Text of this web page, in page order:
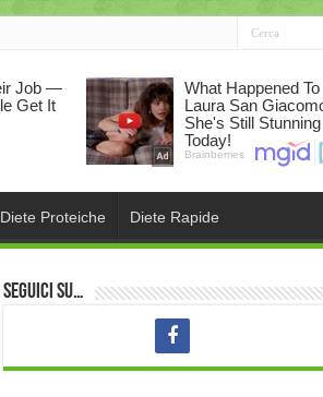
Diete Proteiche Diete Rapide
Seguici su…